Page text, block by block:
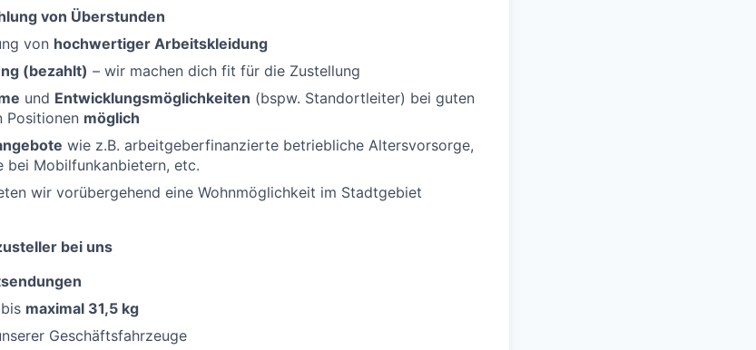
von Überstunden
von hochwertiger Arbeitskleidung
(bezahlt) – wir machen dich fit für die Zustellung
und Entwicklungsmöglichkeiten (bspw. Standortleiter) bei guten
Positionen möglich
wie z.B. arbeitgeberfinanzierte betriebliche Altersvorsorge,
bei Mobilfunkanbietern, etc.
wir vorübergehend eine Wohnmöglichkeit im Stadtgebiet
bei uns
maximal 31,5 kg
Geschäftsfahrzeuge